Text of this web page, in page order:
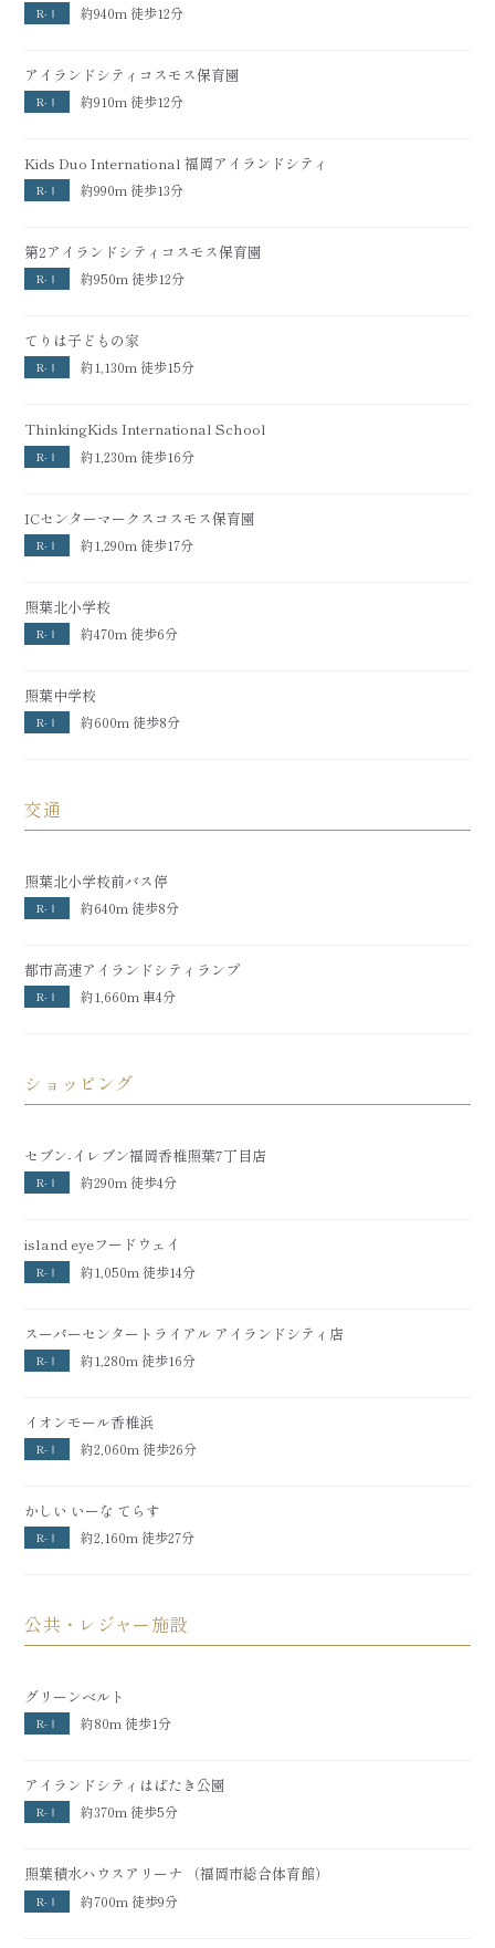
R-Ⅰ 約940m 徒歩12分
アイランドシティコスモス保育園
R-Ⅰ 約910m 徒歩12分
Kids Duo International 福岡アイランドシティ
R-Ⅰ 約990m 徒歩13分
第2アイランドシティコスモス保育園
R-Ⅰ 約950m 徒歩12分
てりは子どもの家
R-Ⅰ 約1,130m 徒歩15分
ThinkingKids International School
R-Ⅰ 約1,230m 徒歩16分
ICセンターマークスコスモス保育園
R-Ⅰ 約1,290m 徒歩17分
照葉北小学校
R-Ⅰ 約470m 徒歩6分
照葉中学校
R-Ⅰ 約600m 徒歩8分
交通
照葉北小学校前バス停
R-Ⅰ 約640m 徒歩8分
都市高速アイランドシティランプ
R-Ⅰ 約1,660m 車4分
ショッピング
セブン-イレブン福岡香椎照葉7丁目店
R-Ⅰ 約290m 徒歩4分
island eyeフードウェイ
R-Ⅰ 約1,050m 徒歩14分
スーパーセンタートライアル アイランドシティ店
R-Ⅰ 約1,280m 徒歩16分
イオンモール香椎浜
R-Ⅰ 約2,060m 徒歩26分
かしい いーな てらす
R-Ⅰ 約2,160m 徒歩27分
公共・レジャー施設
グリーンベルト
R-Ⅰ 約80m 徒歩1分
アイランドシティはばたき公園
R-Ⅰ 約370m 徒歩5分
照葉積水ハウスアリーナ （福岡市総合体育館）
R-Ⅰ 約700m 徒歩9分